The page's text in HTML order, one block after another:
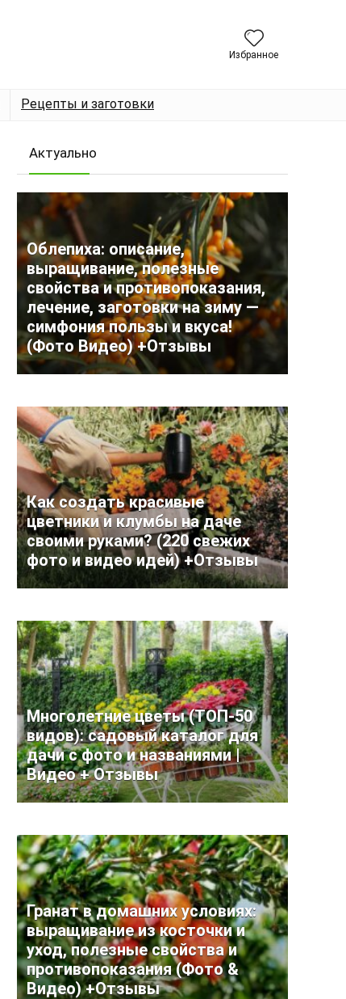
Избранное
Рецепты и заготовки
Актуально
Облепиха: описание,
выращивание, полезные
свойства и противопоказания,
лечение, заготовки на зиму —
симфония пользы и вкуса!
(Фото Видео) +Отзывы
Как создать красивые
цветники и клумбы на даче
своими руками? (220 свежих
фото и видео идей) +Отзывы
Многолетние цветы (ТОП-50
видов): садовый каталог для
дачи с фото и названиями |
Видео + Отзывы
Гранат в домашних условиях:
выращивание из косточки и
уход, полезные свойства и
противопоказания (Фото &
Видео) +Отзывы